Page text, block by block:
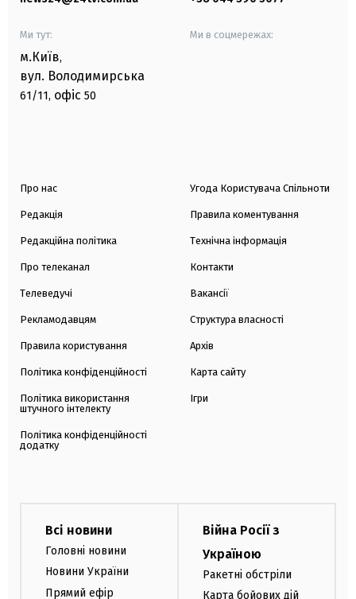
Ми тут:
м.Київ,
вул. Володимирська
61/11, офіс 50
Ми в соцмережах:
Про нас
Редакція
Редакційна політика
Про телеканал
Телеведучі
Рекламодавцям
Правила користування
Політика конфіденційності
Політика використання
штучного інтелекту
Політика конфіденційності
додатку
Угода Користувача Спільноти
Правила коментування
Технічна інформація
Контакти
Вакансії
Структура власності
Архів
Карта сайту
Ігри
Всі новини
Головні новини
Новини України
Прямий ефір
Війна Росії з
Україною
Ракетні обстріли
Карта бойових дій